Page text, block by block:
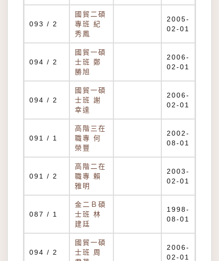
093 / 2
國貿二碩
專班 紀
秀鳳
2005-
02-01
094 / 2
國貿一碩
士班 鄭
勝旭
2006-
02-01
094 / 2
國貿一碩
士班 謝
幸達
2006-
02-01
091 / 1
高階三在
職專 何
榮豐
2002-
08-01
091 / 2
高階二在
職專 賴
雅明
2003-
02-01
087 / 1
金二Ｂ碩
士班 林
建廷
1998-
08-01
094 / 2
國貿一碩
士班 周
2006-
02-01